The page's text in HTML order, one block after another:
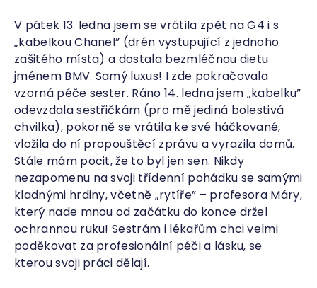
V pátek 13. ledna jsem se vrátila zpět na G4 i s
„kabelkou Chanel” (drén vystupující z jednoho
zašitého místa) a dostala bezmléčnou dietu
jménem BMV. Samý luxus! I zde pokračovala
vzorná péče sester. Ráno 14. ledna jsem „kabelku”
odevzdala sestřičkám (pro mě jediná bolestivá
chvilka), pokorně se vrátila ke své háčkované,
vložila do ní propouštěcí zprávu a vyrazila domů.
Stále mám pocit, že to byl jen sen. Nikdy
nezapomenu na svoji třídenní pohádku se samými
kladnými hrdiny, včetně „rytíře” – profesora Máry,
který nade mnou od začátku do konce držel
ochrannou ruku! Sestrám i lékařům chci velmi
poděkovat za profesionální péči a lásku, se
kterou svoji práci dělají.